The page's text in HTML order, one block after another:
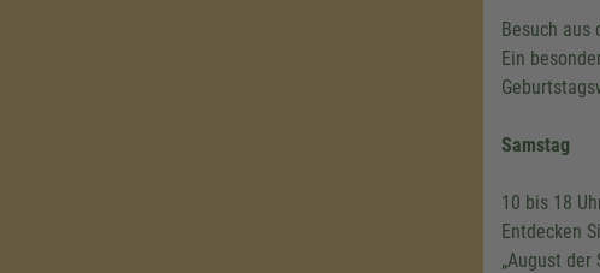
Besuch aus
Ein
Samstag
10 bis 18
Entdecken
„August der